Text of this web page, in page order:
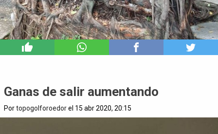
Ganas de salir aumentando
Portopogolforoedorel 15 abr 2020, 20:15